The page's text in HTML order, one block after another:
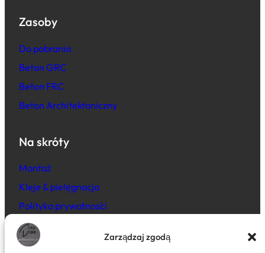
Zarządzaj zgodą
Zasoby
Do pobrania
Beton GRC
Beton FRC
Beton Architektoniczny
Na skróty
Montaż
Kleje & pielęgnacja
Polityka prywatności
Warunki OWS